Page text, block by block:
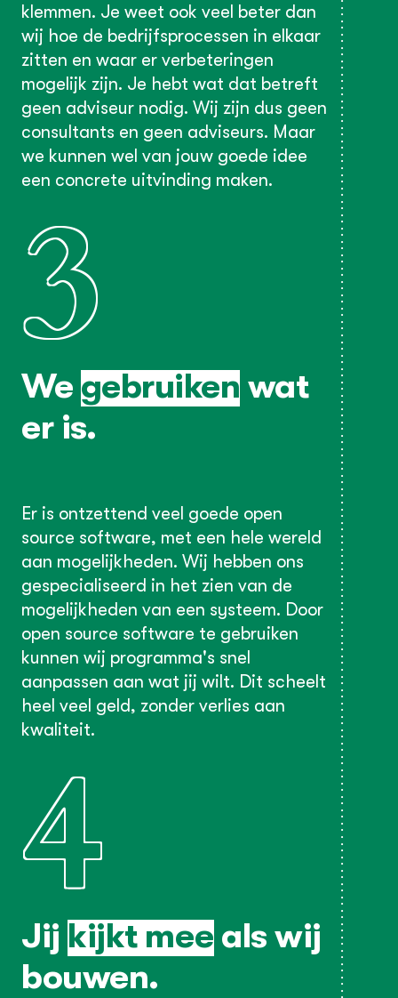
klemmen. Je weet ook veel beter dan
wij hoe de bedrijfsprocessen in elkaar
zitten en waar er verbeteringen
mogelijk zijn. Je hebt wat dat betreft
geen adviseur nodig. Wij zijn dus geen
consultants en geen adviseurs. Maar
we kunnen wel van jouw goede idee
een concrete uitvinding maken.
3
We gebruiken wat
er is.
Er is ontzettend veel goede open
source software, met een hele wereld
aan mogelijkheden. Wij hebben ons
gespecialiseerd in het zien van de
mogelijkheden van een systeem. Door
open source software te gebruiken
kunnen wij programma's snel
aanpassen aan wat jij wilt. Dit scheelt
heel veel geld, zonder verlies aan
kwaliteit.
4
Jij kijkt mee als wij
bouwen.